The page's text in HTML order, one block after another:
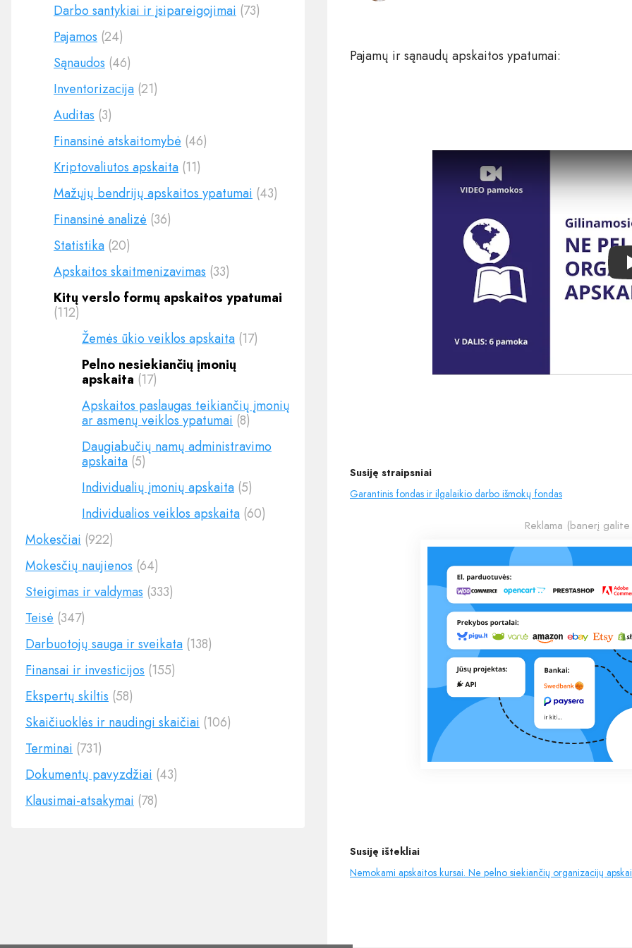
Darbo santykiai ir įsipareigojimai (73)
Pajamos (24)
Sąnaudos (46)
Inventorizacija (21)
Auditas (3)
Finansinė atskaitomybė (46)
Kriptovaliutos apskaita (11)
Mažųjų bendrijų apskaitos ypatumai (43)
Finansinė analizė (36)
Statistika (20)
Apskaitos skaitmenizavimas (33)
Kitų verslo formų apskaitos ypatumai
(112)
Žemės ūkio veiklos apskaita (17)
Pelno nesiekiančių įmonių
apskaita (17)
Apskaitos paslaugas teikiančių įmonių
ar asmenų veiklos ypatumai (8)
Daugiabučių namų administravimo
apskaita (5)
Individualių įmonių apskaita (5)
Individualios veiklos apskaita (60)
Mokesčiai (922)
Mokesčių naujienos (64)
Steigimas ir valdymas (333)
Teisė (347)
Darbuotojų sauga ir sveikata (138)
Finansai ir investicijos (155)
Ekspertų skiltis (58)
Skaičiuoklės ir naudingi skaičiai (106)
Terminai (731)
Dokumentų pavyzdžiai (43)
Klausimai-atsakymai (78)
Pajamų ir sąnaudų apskaitos ypatumai:
Susiję straipsniai
Garantinis fondas ir ilgalaikio darbo išmokų fondas
Reklama (banerį
Susiję ištekliai
Nemokami apskaitos kursai. Ne pelno siekiančių organizacijų